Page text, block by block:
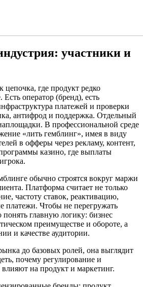
участники и
цепочка, где продукт редко
Есть оператор (бренд), есть
платежей и проверки
антифрод и поддержка. Отдельный
В профессиональной среде
«лить гемблинг», имея в виду
в офферы через рекламу, контент,
казино, где выплаты
обычно строятся вокруг маржи
Платформа считает не только
частоту ставок, реактивацию,
платежи. Чтобы не перегружать
главную логику: бизнес
преимуществе и обороте, а
и качестве аудитории.
до базовых ролей, она выглядит
почему регулирование и
на продукт и маркетинг.